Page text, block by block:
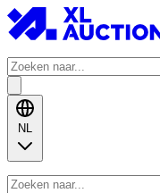
NL